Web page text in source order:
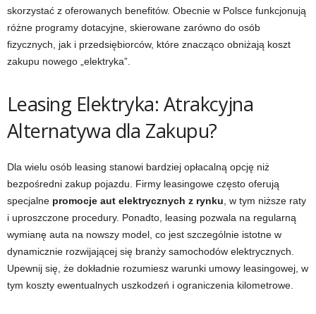
skorzystać z oferowanych benefitów. Obecnie w Polsce funkcjonują
różne programy dotacyjne, skierowane zarówno do osób
fizycznych, jak i przedsiębiorców, które znacząco obniżają koszt
zakupu nowego „elektryka”.
Leasing Elektryka: Atrakcyjna
Alternatywa dla Zakupu?
Dla wielu osób leasing stanowi bardziej opłacalną opcję niż
bezpośredni zakup pojazdu. Firmy leasingowe często oferują
specjalne promocje aut elektrycznych z rynku , w tym niższe raty
i uproszczone procedury. Ponadto, leasing pozwala na regularną
wymianę auta na nowszy model, co jest szczególnie istotne w
dynamicznie rozwijającej się branży samochodów elektrycznych.
Upewnij się, że dokładnie rozumiesz warunki umowy leasingowej, w
tym koszty ewentualnych uszkodzeń i ograniczenia kilometrowe.